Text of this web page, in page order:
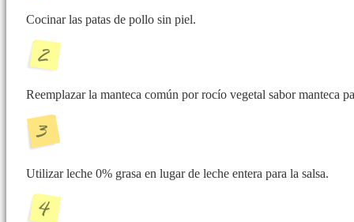
Cocinar las patas de pollo sin piel.
Reemplazar la manteca común por rocío vegetal sabor manteca
Utilizar leche 0% grasa en lugar de leche entera para la salsa.